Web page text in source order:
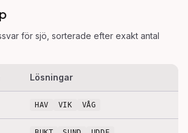
för sjö , sorterade efter exakt antal
Lösningar
HAV VIK VÅG